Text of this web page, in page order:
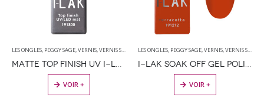
LES ONGLES, PEGGY SAGE,VERNIS,VERNIS SEMI PERMANENT
MATTE TOP FINISH UV I-LAK SOAK OFF GEL POLISH – 11ML
VOIR +
LES ONGLES, PEGGY SAGE,VERNIS,VERNIS SEMI PERMANENT
I-LAK SOAK OFF GEL POLISH TERRACOTTA 11ML
VOIR +